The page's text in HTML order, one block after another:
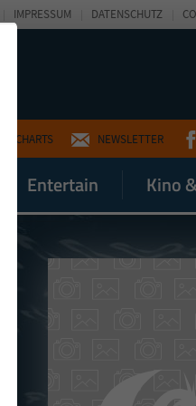
CHARTS NEWSLETTER
Entertain Kino
IMPRESSUM DATENSCHUTZ